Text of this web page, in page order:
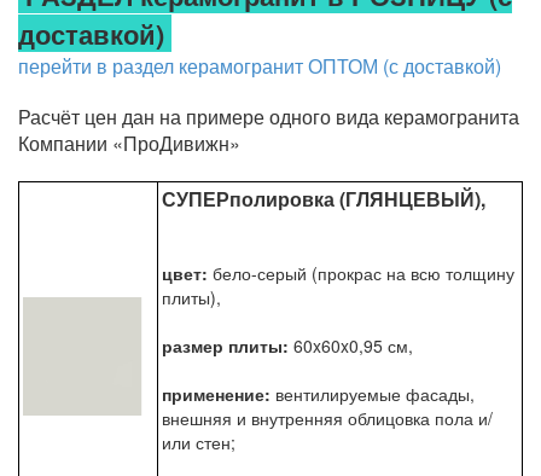
доставкой)
перейти в раздел керамогранит ОПТОМ (с доставкой)
Расчёт цен дан на примере одного вида керамогранита
Компании «ПроДивижн»
СУПЕРполировка (ГЛЯНЦЕВЫЙ),
цвет: бело-серый (прокрас на всю толщину
плиты),
размер плиты: 60x60x0,95 см,
применение: вентилируемые фасады,
внешняя и внутренняя облицовка пола и/
или стен;